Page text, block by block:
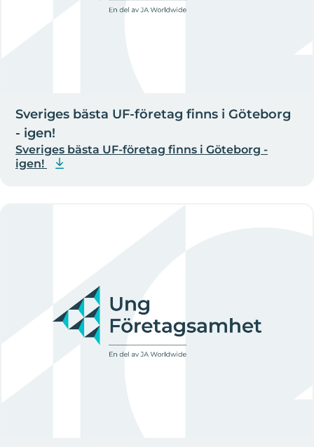
Sveriges bästa UF-företag finns i Göteborg
- igen!
Sveriges bästa UF-företag finns i Göteborg -
igen!